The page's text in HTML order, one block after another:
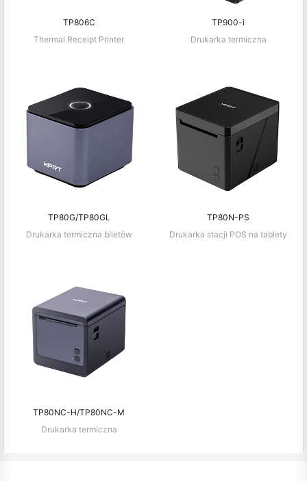
TP806C
Thermal Receipt Printer
TP900-i
Drukarka termiczna
TP80G/TP80GL
Drukarka termiczna biletów
TP80N-PS
Drukarka stacji POS na tablety
TP80NC-H/TP80NC-M
Drukarka termiczna